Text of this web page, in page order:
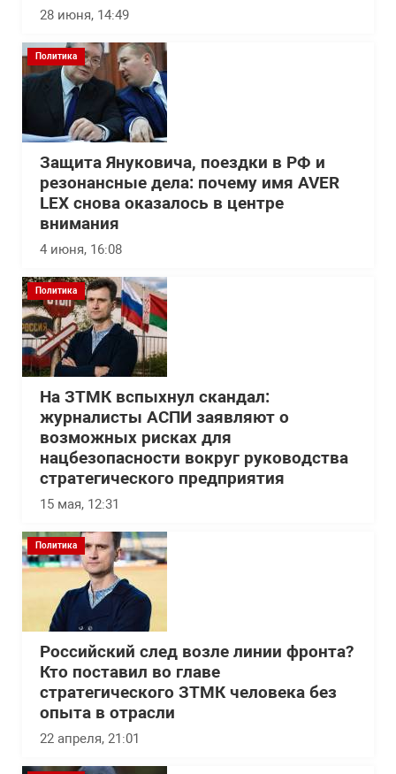
28 июня, 14:49
Политика
Защита Януковича, поездки в РФ и
резонансные дела: почему имя AVER
LEX снова оказалось в центре
внимания
4 июня, 16:08
Политика
На ЗТМК вспыхнул скандал:
журналисты АСПИ заявляют о
возможных рисках для
нацбезопасности вокруг руководства
стратегического предприятия
15 мая, 12:31
Политика
Российский след возле линии фронта?
Кто поставил во главе
стратегического ЗТМК человека без
опыта в отрасли
22 апреля, 21:01